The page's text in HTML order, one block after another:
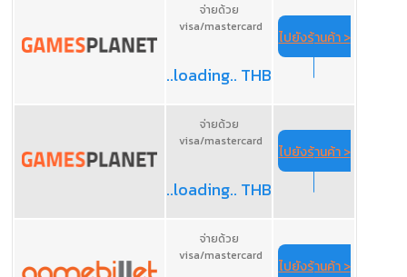
จ่ายด้วย
visa/mastercard
..loading.. THB
ไปยังร้านค้า >
จ่ายด้วย
visa/mastercard
..loading.. THB
ไปยังร้านค้า >
จ่ายด้วย
visa/mastercard
ไปยังร้านค้า >